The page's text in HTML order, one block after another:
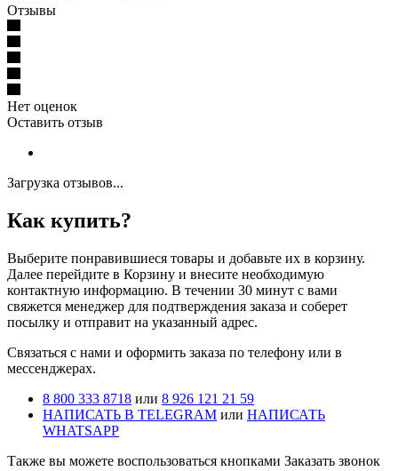
Отзывы
Нет оценок
Оставить отзыв
Загрузка отзывов...
Как купить?
Выберите понравившиеся товары и добавьте их в корзину.
Далее перейдите в Корзину и внесите необходимую
контактную информацию. В течении 30 минут с вами
свяжется менеджер для подтверждения заказа и соберет
посылку и отправит на указанный адрес.
Cвязаться с нами и оформить заказа по телефону или в
мессенджерах.
8 800 333 8718 или 8 926 121 21 59
НАПИСАТЬ В TELEGRAM или НАПИСАТЬ
WHATSAPP
Также вы можете воспользоваться кнопками Заказать звонок